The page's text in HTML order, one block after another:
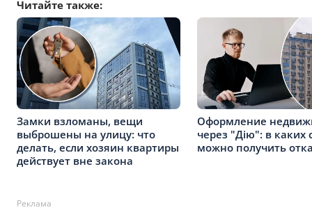
Читайте также:
Замки взломаны, вещи
выброшены на улицу: что
делать, если хозяин квартиры
действует вне закона
Оформление
через "Дію": в каких
можно получить
Реклама